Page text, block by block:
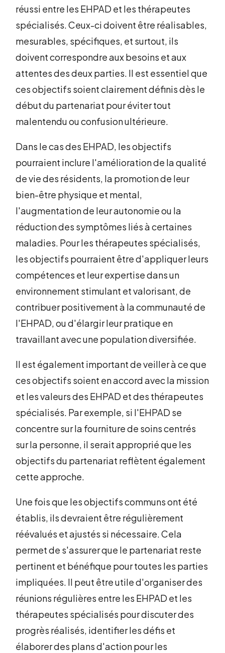
réussi entre les EHPAD et les thérapeutes
spécialisés. Ceux-ci doivent être réalisables,
mesurables, spécifiques, et surtout, ils
doivent correspondre aux besoins et aux
attentes des deux parties. Il est essentiel que
ces objectifs soient clairement définis dès le
début du partenariat pour éviter tout
malentendu ou confusion ultérieure.
Dans le cas des EHPAD, les objectifs
pourraient inclure l'amélioration de la qualité
de vie des résidents, la promotion de leur
bien-être physique et mental,
l'augmentation de leur autonomie ou la
réduction des symptômes liés à certaines
maladies. Pour les thérapeutes spécialisés,
les objectifs pourraient être d'appliquer leurs
compétences et leur expertise dans un
environnement stimulant et valorisant, de
contribuer positivement à la communauté de
l'EHPAD, ou d'élargir leur pratique en
travaillant avec une population diversifiée.
Il est également important de veiller à ce que
ces objectifs soient en accord avec la mission
et les valeurs des EHPAD et des thérapeutes
spécialisés. Par exemple, si l'EHPAD se
concentre sur la fourniture de soins centrés
sur la personne, il serait approprié que les
objectifs du partenariat reflètent également
cette approche.
Une fois que les objectifs communs ont été
établis, ils devraient être régulièrement
réévalués et ajustés si nécessaire. Cela
permet de s'assurer que le partenariat reste
pertinent et bénéfique pour toutes les parties
impliquées. Il peut être utile d'organiser des
réunions régulières entre les EHPAD et les
thérapeutes spécialisés pour discuter des
progrès réalisés, identifier les défis et
élaborer des plans d'action pour les